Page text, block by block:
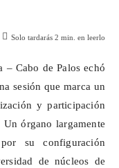
Solo tardarás 2 min. en leerlo
Cabo de Palos echó
sesión que marca un
y participación
órgano largamente
su configuración
de núcleos de